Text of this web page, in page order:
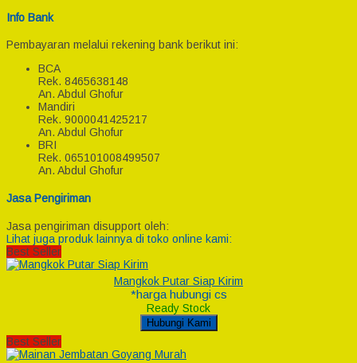
Info Bank
Pembayaran melalui rekening bank berikut ini:
BCA
Rek. 8465638148
An. Abdul Ghofur
Mandiri
Rek. 9000041425217
An. Abdul Ghofur
BRI
Rek. 065101008499507
An. Abdul Ghofur
Jasa Pengiriman
Jasa pengiriman disupport oleh:
Lihat juga produk lainnya di toko online kami:
Best Seller
Mangkok Putar Siap Kirim
*harga hubungi cs
Ready Stock
Hubungi Kami
Best Seller